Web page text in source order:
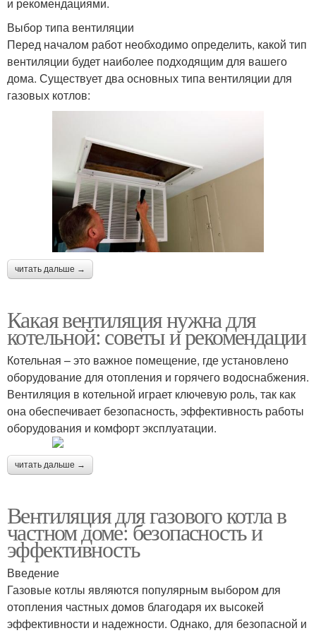
и рекомендациями.
Выбор типа вентиляции
Перед началом работ необходимо определить, какой тип
вентиляции будет наиболее подходящим для вашего
дома. Существует два основных типа вентиляции для
газовых котлов:
читать дальше →
Какая вентиляция нужна для
котельной: советы и рекомендации
Котельная – это важное помещение, где установлено
оборудование для отопления и горячего водоснабжения.
Вентиляция в котельной играет ключевую роль, так как
она обеспечивает безопасность, эффективность работы
оборудования и комфорт эксплуатации.
читать дальше →
Вентиляция для газового котла в
частном доме: безопасность и
эффективность
Введение
Газовые котлы являются популярным выбором для
отопления частных домов благодаря их высокей
эффективности и надежности. Однако, для безопасной и